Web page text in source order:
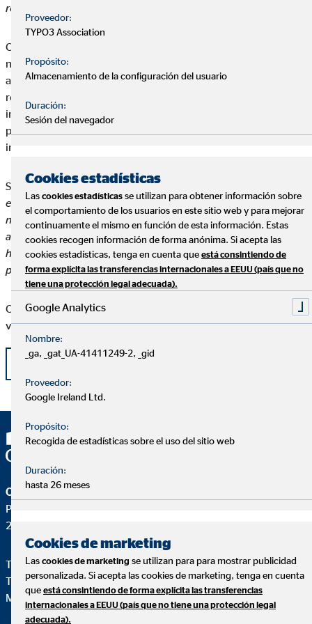
relaciones, familia, trabajo, etc.”
OVB prestará su apoyo y cobertura a estas mujeres como
nuevo Patrocinador Global, siendo respaldadas al 100% con la
apertura de sus oficinas para cualquier tipo de consulta
relacionada con este ámbito. La organización de
intermediación financiera ya ha iniciado esta andadura
prestando su ayuda a cuatro mujeres que podrán acceder a una
intervención médica para la reconstrucción de la mama.
Según Javier Fernández, este acuerdo “
es algo que desde hace mucho tiempo uno tiene en mente a
nivel personal y gracias a ellos y a OVB, que colabora en este
acto, hemos podido hacer de una manera efectiva dicha ayuda,
hemos conocido a las personas que hemos ayudado
personalmente y ha sido emocionante”.
OVB y Tu Sonrisa Nuestra Felicidad apuestan así por mejorar la
vida de muchas mujeres que pasan por esta situación.
OVB Allfinanz España S.A.
Pza. Manuel Gómez Moreno, 2 8ªA
28020 Madrid
Teléfono:+34914471028
Telefax: +34 91 44710-29
Mail:
ovb@central.ovb.es
Proveedor:
TYPO3 Association
Propósito:
Almacenamiento de la configuración del usuario
Duración:
Sesión del navegador
Cookies estadísticas
Las cookies estadísticas se utilizan para obtener información sobre
el comportamiento de los usuarios en este sitio web y para mejorar
continuamente el mismo en función de esta información. Estas
cookies recogen información de forma anónima. Si acepta las
cookies estadísticas, tenga en cuenta que está consintiendo de
forma explícita las transferencias internacionales a EEUU (país que no
tiene una protección legal adecuada).
Google Analytics
Nombre:
_ga, _gat_UA-41411249-2, _gid
Proveedor:
Google Ireland Ltd.
Propósito:
Recogida de estadísticas sobre el uso del sitio web
Duración:
hasta 26 meses
Cookies de marketing
Las cookies de marketing se utilizan para para mostrar publicidad
personalizada. Si acepta las cookies de marketing, tenga en cuenta
que está consintiendo de forma explícita las transferencias
internacionales a EEUU (país que no tiene una protección legal
adecuada).